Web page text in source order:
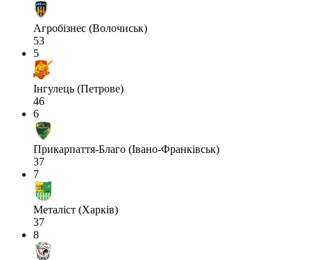
Агробізнес (Волочиськ)
53
5
Інгулець (Петрове)
46
6
Прикарпаття-Благо (Івано-Франківськ)
37
7
Металіст (Харків)
37
8